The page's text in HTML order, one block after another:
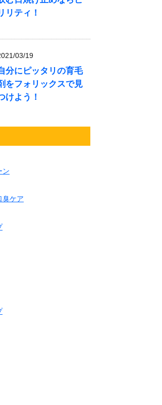
リティ！
03/19
分にピッタリの育毛
をフォリックスで見
けよう！
ン
臭ケア